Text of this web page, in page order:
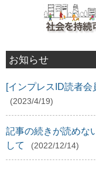
お知らせ
[インプレスID読者
(2023/4/19)
記事の続きが読めな
して
(2022/12/14)